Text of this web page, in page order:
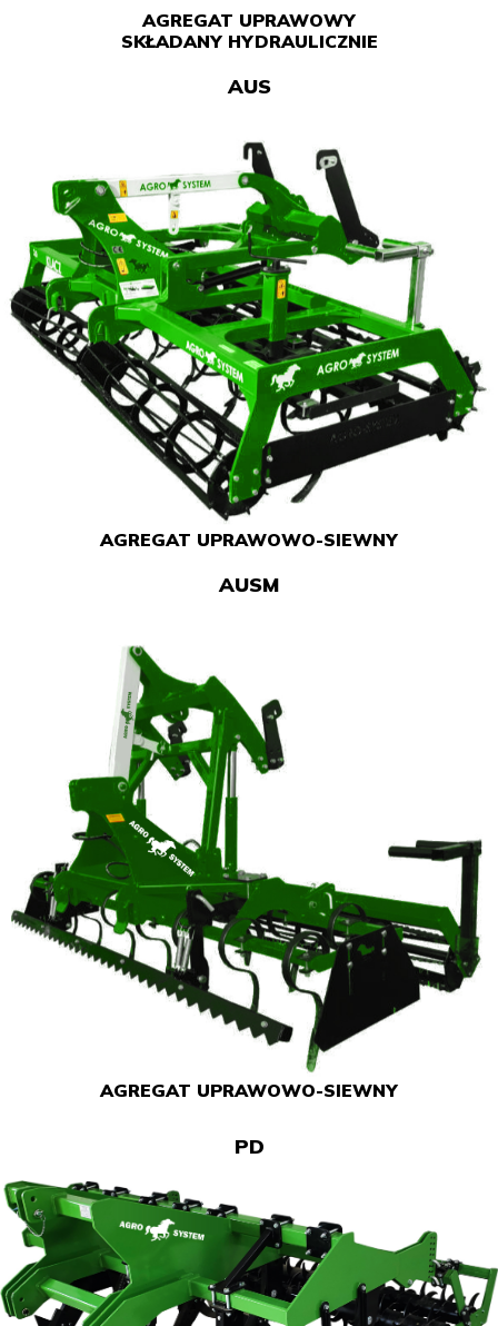
AGREGAT UPRAWOWY
SKŁADANY HYDRAULICZNIE
AUS
AGREGAT UPRAWOWO-SIEWNY
AUSM
AGREGAT UPRAWOWO-SIEWNY
PD